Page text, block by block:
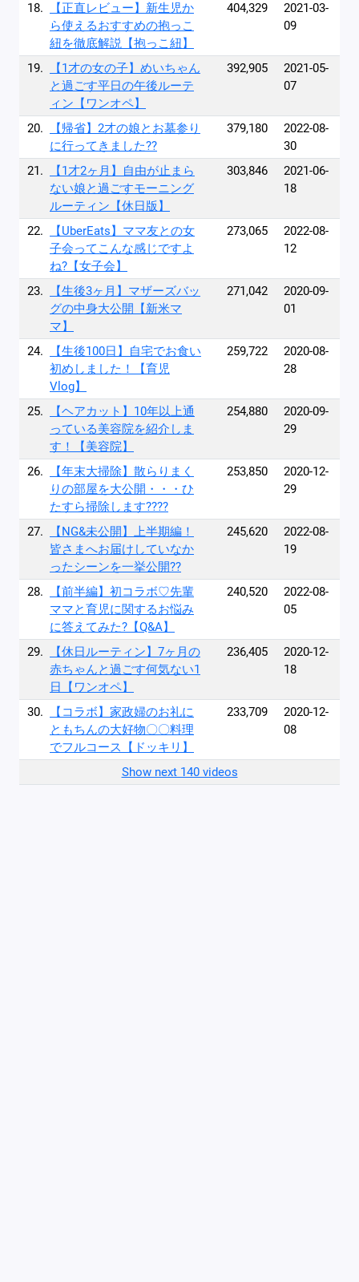
18.
【正直レビュー】新生児か
ら使えるおすすめの抱っこ
紐を徹底解説【抱っこ紐】
404,329
2021-03-
09
19.
【1才の女の子】めいちゃん
と過ごす平日の午後ルーテ
ィン【ワンオペ】
392,905
2021-05-
07
20.
【帰省】2才の娘とお墓参り
に行ってきました??
379,180
2022-08-
30
21.
【1才2ヶ月】自由が止まら
ない娘と過ごすモーニング
ルーティン【休日版】
303,846
2021-06-
18
22.
【UberEats】ママ友との女
子会ってこんな感じですよ
ね?【女子会】
273,065
2022-08-
12
23.
【生後3ヶ月】マザーズバッ
グの中身大公開【新米マ
マ】
271,042
2020-09-
01
24.
【生後100日】自宅でお食い
初めしました！【育児
Vlog】
259,722
2020-08-
28
25.
【ヘアカット】10年以上通
っている美容院を紹介しま
す！【美容院】
254,880
2020-09-
29
26.
【年末大掃除】散らりまく
りの部屋を大公開・・・ひ
たすら掃除します????
253,850
2020-12-
29
27.
【NG&未公開】上半期編！
皆さまへお届けしていなか
ったシーンを一挙公開??
245,620
2022-08-
19
28.
【前半編】初コラボ♡先輩
ママと育児に関するお悩み
に答えてみた?【Q&A】
240,520
2022-08-
05
29.
【休日ルーティン】7ヶ月の
赤ちゃんと過ごす何気ない1
日【ワンオペ】
236,405
2020-12-
18
30.
【コラボ】家政婦のお礼に
ともちんの大好物〇〇料理
でフルコース【ドッキリ】
233,709
2020-12-
08
Show next 140 videos